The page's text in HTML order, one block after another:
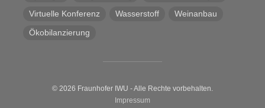
Virtuelle Konferenz
Wasserstoff
Weinanbau
Ökobilanzierung
© 2026 Fraunhofer IWU - Alle Rechte vorbehalten.
Impressum